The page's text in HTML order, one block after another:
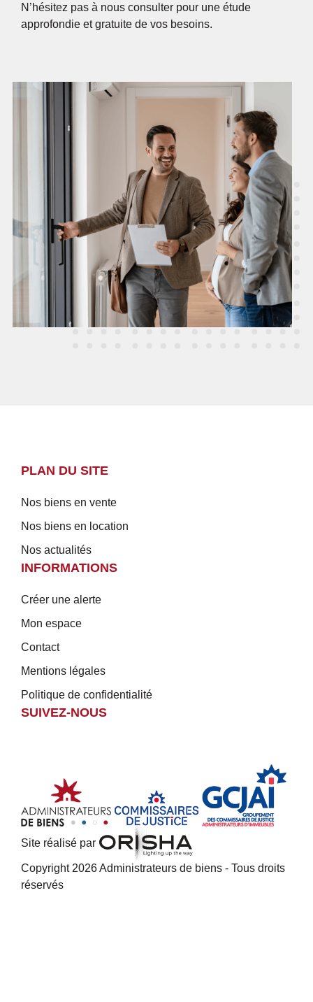
N’hésitez pas à nous consulter pour une étude
approfondie et gratuite de vos besoins.
PLAN DU SITE
Nos biens en vente
Nos biens en location
Nos actualités
INFORMATIONS
Créer une alerte
Mon espace
Contact
Mentions légales
Politique de confidentialité
SUIVEZ-NOUS
Site réalisé par
Copyright 2026 Administrateurs de biens - Tous droits
réservés